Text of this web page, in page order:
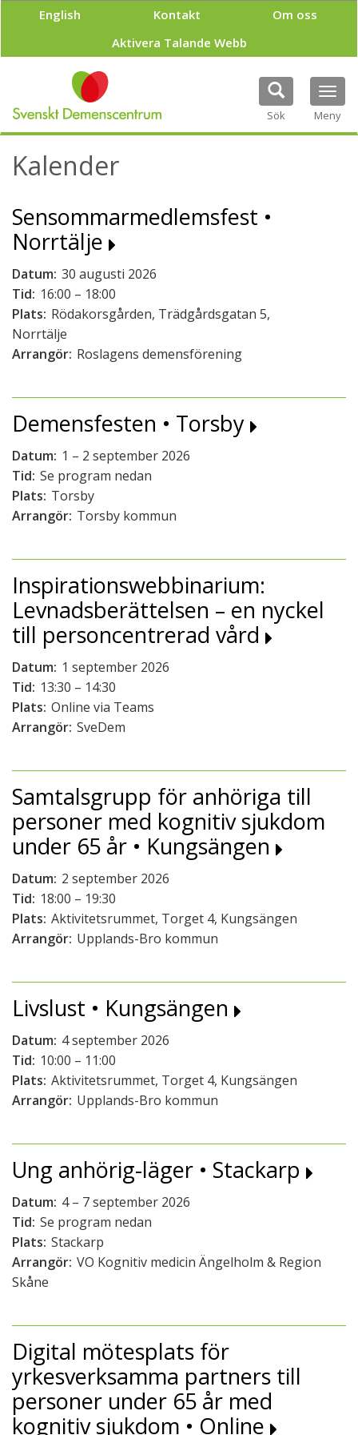
p
l
English Kontakt
Om oss
Aktivera Talande Webb
Sök Meny
Kalender
Sensommarmedlemsfest •
Norrtälje
Datum: 30 augusti 2026
Tid: 16:00 – 18:00
Plats: Rödakorsgården, Trädgårdsgatan 5,
Norrtälje
Arrangör: Roslagens demensförening
Demensfesten • Torsby
Datum: 1 – 2 september 2026
Tid: Se program nedan
Plats: Torsby
Arrangör: Torsby kommun
Inspirationswebbinarium:
Levnadsberättelsen – en nyckel
till personcentrerad vård
Datum: 1 september 2026
Tid: 13:30 – 14:30
Plats: Online via Teams
Arrangör: SveDem
Samtalsgrupp för anhöriga till
personer med kognitiv sjukdom
under 65 år • Kungsängen
Datum: 2 september 2026
Tid: 18:00 – 19:30
Plats: Aktivitetsrummet, Torget 4, Kungsängen
Arrangör: Upplands-Bro kommun
Livslust • Kungsängen
Datum: 4 september 2026
Tid: 10:00 – 11:00
Plats: Aktivitetsrummet, Torget 4, Kungsängen
Arrangör: Upplands-Bro kommun
Ung anhörig-läger • Stackarp
Datum: 4 – 7 september 2026
Tid: Se program nedan
Plats: Stackarp
Arrangör: VO Kognitiv medicin Ängelholm & Region
Skåne
Digital mötesplats för
yrkesverksamma partners till
personer under 65 år med
kognitiv sjukdom • Online